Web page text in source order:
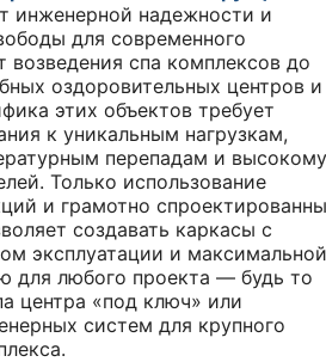
инженерной надежности и
для современного
возведения спа комплексов до
оздоровительных центров и
этих объектов требует
к уникальным нагрузкам,
перепадам и высокому
Только использование
и грамотно
создавать каркасы с
эксплуатации и максимальной
для любого проекта — будь то
центра «под ключ» или
систем для крупного